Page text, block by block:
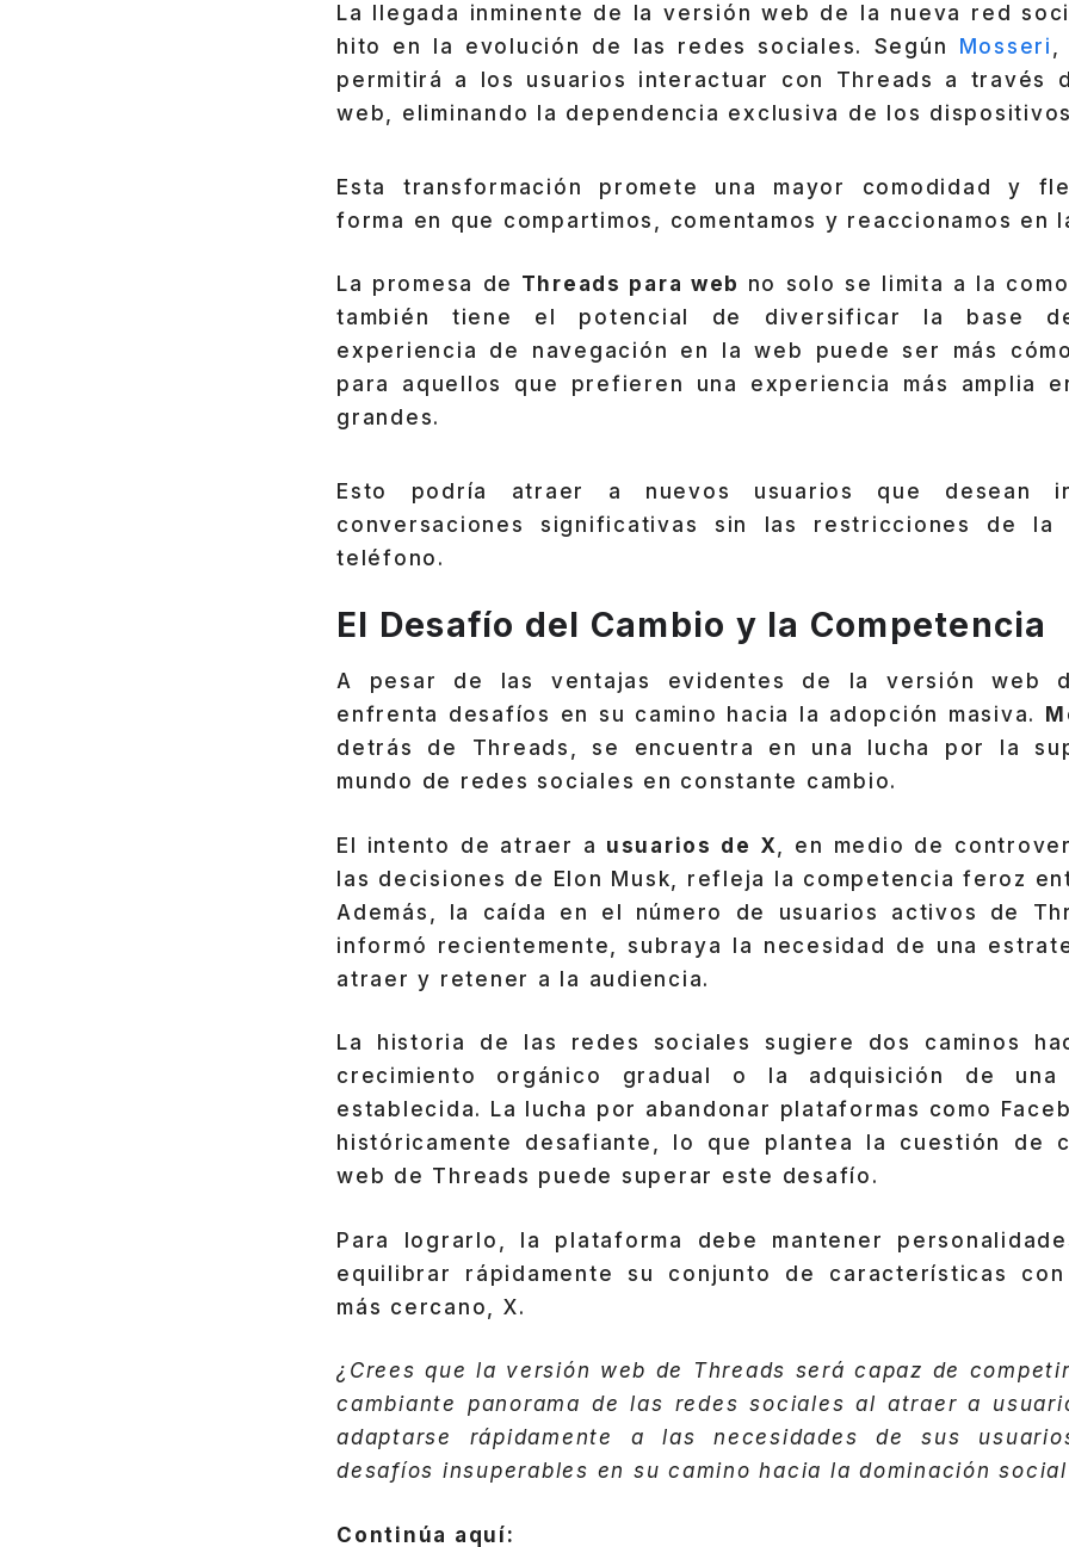
La llegada inminente de la versión web de la nueva red
hito en la evolución de las redes sociales. Según
Mosseri ,
permitirá a los usuarios interactuar con Threads a través
web, eliminando la dependencia exclusiva de los
Esta transformación promete una mayor comodidad y
forma en que compartimos, comentamos y reaccionamos en
La promesa de Threads para web no solo se limita a la
también tiene el potencial de diversificar la base
experiencia de navegación en la web puede ser más
para aquellos que prefieren una experiencia más amplia
grandes.
Esto podría atraer a nuevos usuarios que desean
conversaciones significativas sin las restricciones de la
teléfono.
El Desafío del Cambio y la Competencia
A pesar de las ventajas evidentes de la versión web
enfrenta desafíos en su camino hacia la adopción masiva.
detrás de Threads, se encuentra en una lucha por la
mundo de redes sociales en constante cambio.
El intento de atraer a usuarios de X
, en medio de
las decisiones de Elon Musk, refleja la competencia feroz
Además, la caída en el número de usuarios activos de
informó recientemente, subraya la necesidad de una
atraer y retener a la audiencia.
La historia de las redes sociales sugiere dos caminos
crecimiento orgánico gradual o la adquisición de una
establecida. La lucha por abandonar plataformas como
históricamente desafiante, lo que plantea la cuestión de
web de Threads puede superar este desafío.
Para lograrlo, la plataforma debe mantener
equilibrar rápidamente su conjunto de características
más cercano, X.
¿Crees que la versión web de Threads será capaz de
cambiante panorama de las redes sociales al atraer a
adaptarse rápidamente a las necesidades de sus
desafíos insuperables en su camino hacia la dominación
Continúa aquí: